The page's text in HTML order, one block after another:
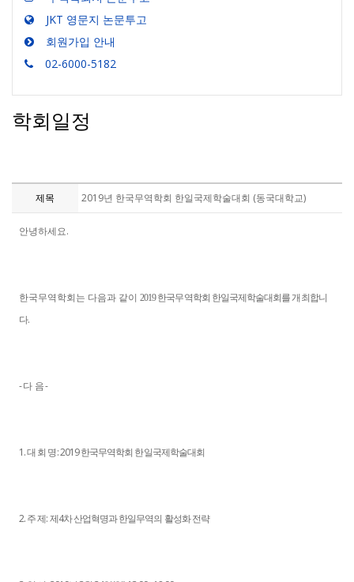
JKT 영문지 논문투고
회원가입 안내
02-6000-5182
학회일정
제목 2019년 한국무역학회 한일국제학술대회 (동국대학교)
안녕하세요.
한국무역학회는 다음과 같이 2019한국무역학회 한일국제학술대회를 개최합니
다.
- 다 음 -
1. 대 회 명: 2019 한국무역학회 한일국제학술대회
2. 주 제: 제4차 산업혁명과 한일무역의 활성화 전략